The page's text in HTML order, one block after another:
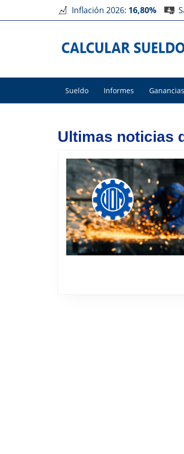
Inflación 2026: 16,80%
Sueldo Informes Ganancias
Ultimas noticias